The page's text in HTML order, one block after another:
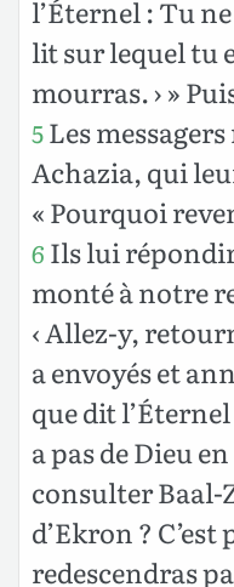
l’Éternel : Tu
lit sur lequel tu
mourras. › »
5Les
Achazia, qui
« Pourquoi
6 Ils lui
monté à notre
‹ Allez-y,
a envoyés et
que dit
a pas de Dieu
consulter Baal-
d’Ekron ?
redescendras